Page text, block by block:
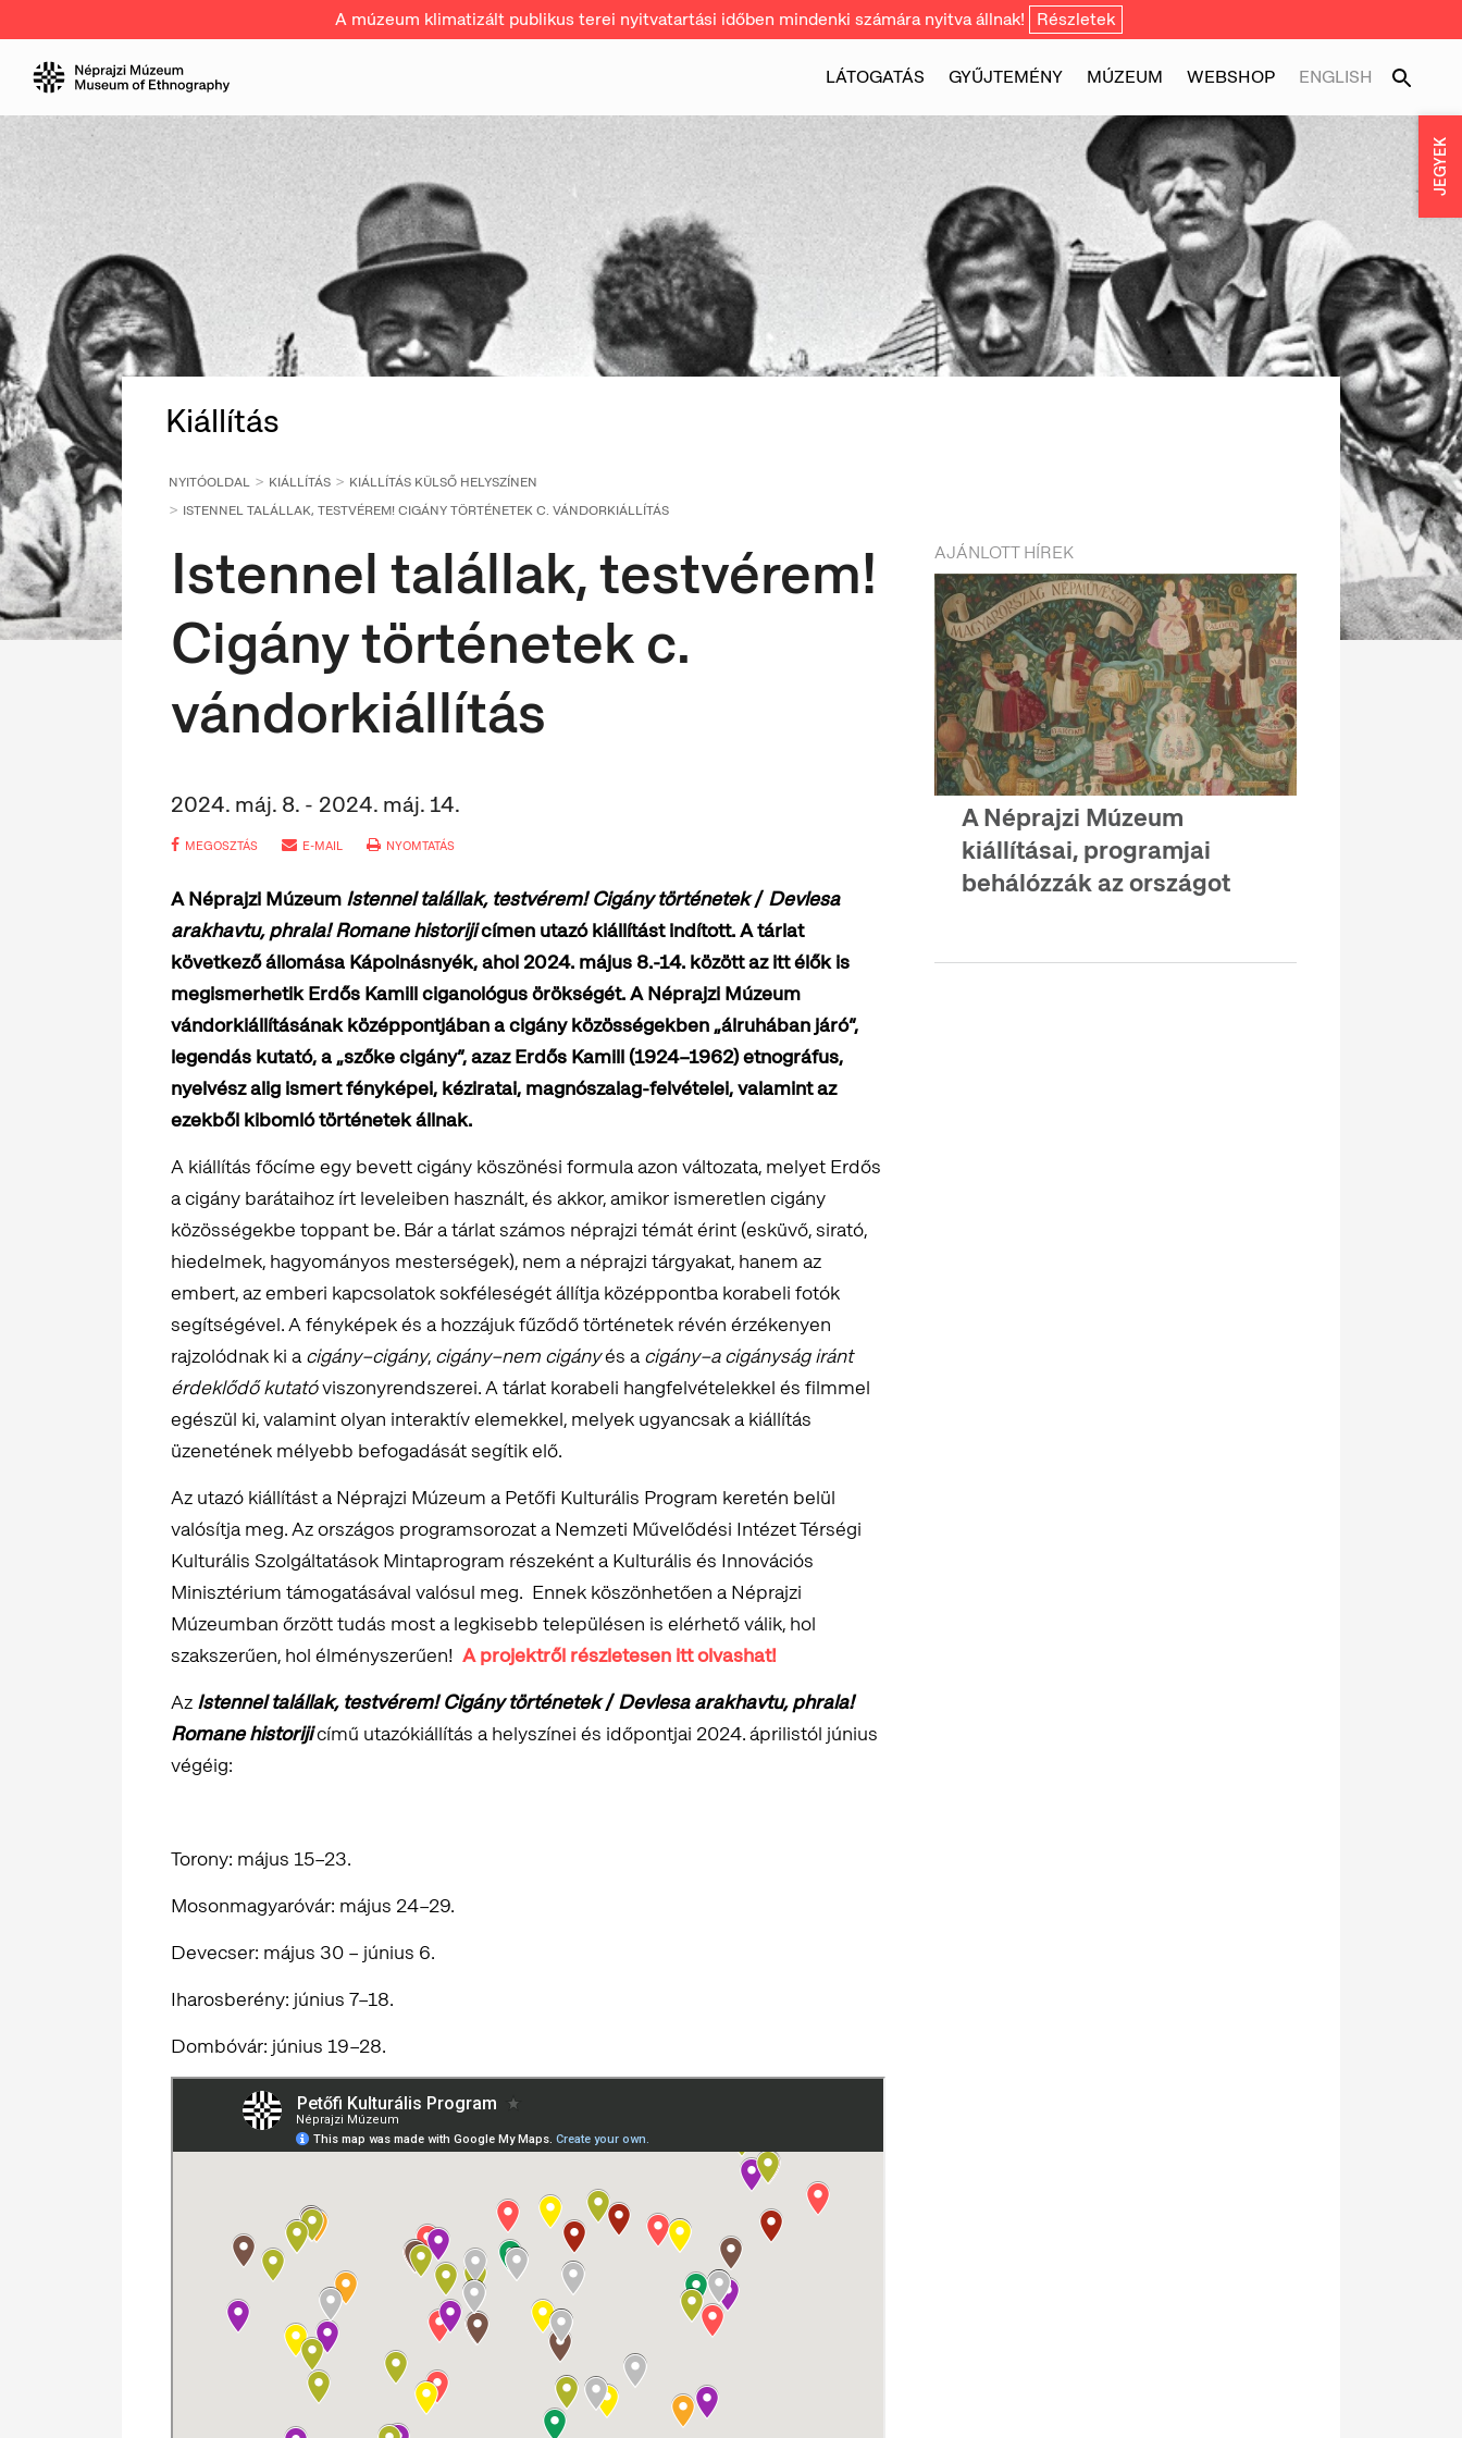
A múzeum klimatizált publikus terei nyitvatartási időben mindenki számára nyitva állnak! Részletek
LÁTOGATÁS GYŰJTEMÉNY MÚZEUM WEBSHOP ENGLISH
Kiállítás
NYITÓOLDAL KIÁLLÍTÁS
KIÁLLÍTÁS KÜLSŐ HELYSZÍNEN
ISTENNEL TALÁLLAK, TESTVÉREM! CIGÁNY TÖRTÉNETEK C. VÁNDORKIÁLLÍTÁS
Istennel talállak, testvérem!
Cigány történetek c.
vándorkiállítás
2024. máj. 8. - 2024. máj. 14.
MEGOSZTÁS E-MAIL NYOMTATÁS
A Néprajzi Múzeum Istennel talállak, testvérem! Cigány történetek / Devlesa
arakhavtu, phrala! Romane historijicímen utazó kiállítást indított. A tárlat
következő állomása Kápolnásnyék, ahol 2024. május 8.-14. között az itt élők is
megismerhetik Erdős Kamill ciganológus örökségét. A Néprajzi Múzeum
vándorkiállításának középpontjában a cigány közösségekben „álruhában járó”,
legendás kutató, a „szőke cigány”, azaz Erdős Kamill (1924–1962) etnográfus,
nyelvész alig ismert fényképei, kéziratai, magnószalag-felvételei, valamint az
ezekből kibomló történetek állnak.
A kiállítás főcíme egy bevett cigány köszönési formula azon változata, melyet Erdős
a cigány barátaihoz írt leveleiben használt, és akkor, amikor ismeretlen cigány
közösségekbe toppant be. Bár a tárlat számos néprajzi témát érint (esküvő, sirató,
hiedelmek, hagyományos mesterségek), nem a néprajzi tárgyakat, hanem az
embert, az emberi kapcsolatok sokféleségét állítja középpontba korabeli fotók
segítségével. A fényképek és a hozzájuk fűződő történetek révén érzékenyen
rajzolódnak ki acigány–cigány, cigány–nem cigányés acigány–a cigányság iránt
érdeklődő kutatóviszonyrendszerei. A tárlat korabeli hangfelvételekkel és filmmel
egészül ki, valamint olyan interaktív elemekkel, melyek ugyancsak a kiállítás
üzenetének mélyebb befogadását segítik elő.
Az utazó kiállítást a Néprajzi Múzeum a Petőfi Kulturális Program keretén belül
valósítja meg. Az országos programsorozat a Nemzeti Művelődési Intézet Térségi
Kulturális Szolgáltatások Mintaprogram részeként a Kulturális és Innovációs
Minisztérium támogatásával valósul meg. Ennek köszönhetően a Néprajzi
Múzeumban őrzött tudás most a legkisebb településen is elérhető válik, hol
szakszerűen, hol élményszerűen! A projektről részletesen itt olvashat!
Az Istennel talállak, testvérem! Cigány történetek /Devlesa arakhavtu, phrala!
Romane historijicímű utazókiállítás a helyszínei és időpontjai 2024. áprilistól június
végéig:
Torony: május 15–23.
Mosonmagyaróvár: május 24–29.
Devecser: május 30 – június 6.
Iharosberény: június 7–18.
Dombóvár: június 19–28.
AJÁNLOTT HÍREK
A Néprajzi Múzeum
kiállításai, programjai
behálózzák az országot
JEGYEK